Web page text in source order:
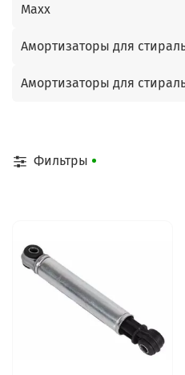
Maxx
Амортизаторы для
Амортизаторы для
Фильтры